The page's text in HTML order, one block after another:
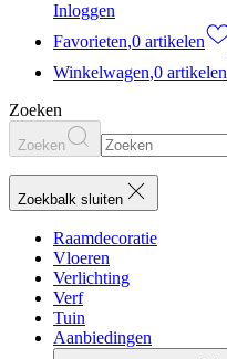
Inloggen
Favorieten,0 artikelen
Winkelwagen,0 artikelen
Zoeken
Zoeken
Zoekbalk sluiten
Raamdecoratie
Vloeren
Verlichting
Verf
Tuin
Aanbiedingen